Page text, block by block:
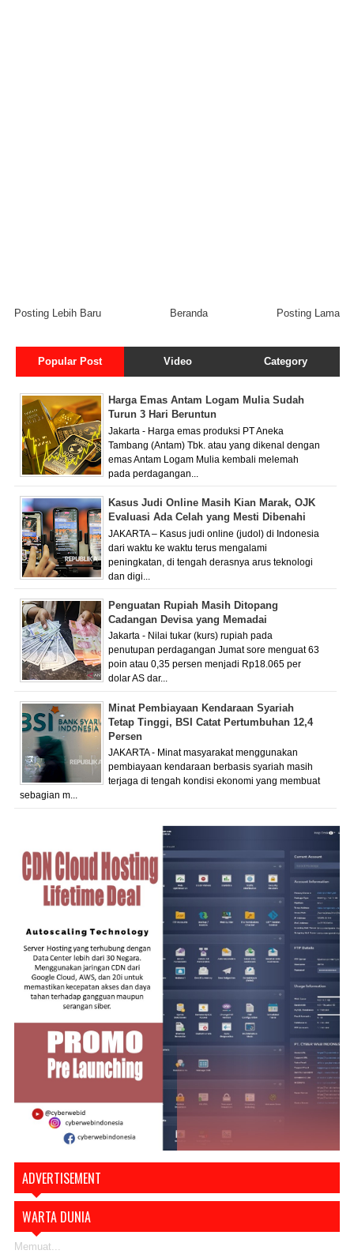
Posting Lebih Baru Posting Lama
Beranda
Popular Post Video Category
Harga Emas Antam Logam Mulia Sudah
Turun 3 Hari Beruntun
Jakarta - Harga emas produksi PT Aneka
Tambang (Antam) Tbk. atau yang dikenal dengan
emas Antam Logam Mulia kembali melemah
pada perdagangan...
Kasus Judi Online Masih Kian Marak, OJK
Evaluasi Ada Celah yang Mesti Dibenahi
JAKARTA – Kasus judi online (judol) di Indonesia
dari waktu ke waktu terus mengalami
peningkatan, di tengah derasnya arus teknologi
dan digi...
Penguatan Rupiah Masih Ditopang
Cadangan Devisa yang Memadai
Jakarta - Nilai tukar (kurs) rupiah pada
penutupan perdagangan Jumat sore menguat 63
poin atau 0,35 persen menjadi Rp18.065 per
dolar AS dar...
Minat Pembiayaan Kendaraan Syariah
Tetap Tinggi, BSI Catat Pertumbuhan 12,4
Persen
JAKARTA - Minat masyarakat menggunakan
pembiayaan kendaraan berbasis syariah masih
terjaga di tengah kondisi ekonomi yang membuat
sebagian m...
ADVERTISEMENT
WARTA DUNIA
Memuat...